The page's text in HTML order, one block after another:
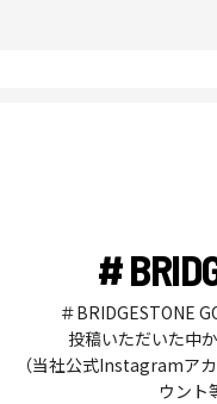
#
＃BRIDGESTONE
投稿いただいた中
（当社公式Instagramア
ウント